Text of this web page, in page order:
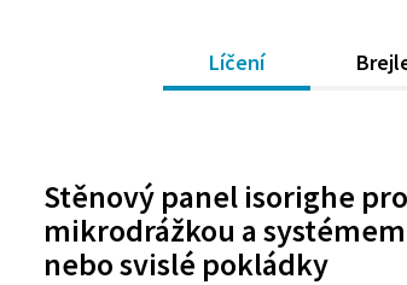
Líčení
Stěnový panel isorighe
mikrodrážkou a
nebo svislé pokládky